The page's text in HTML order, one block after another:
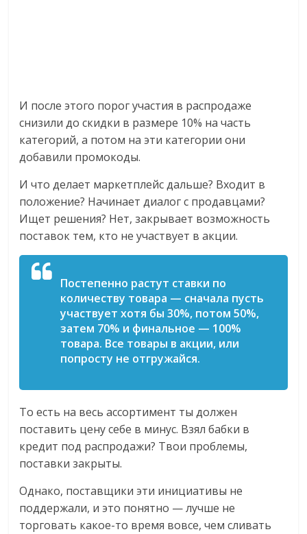
И после этого порог участия в распродаже
снизили до скидки в размере 10% на часть
категорий, а потом на эти категории они
добавили промокоды.
И что делает маркетплейс дальше? Входит в
положение? Начинает диалог с продавцами?
Ищет решения? Нет, закрывает возможность
поставок тем, кто не участвует в акции.
Постепенно растут ставки по
количеству товара — сначала пусть
участвует хотя бы 30%, потом 50%,
затем 70% и финальное — 100%
товара. Все товары в акции, или
попросту не отгружайся.
То есть на весь ассортимент ты должен
поставить цену себе в минус. Взял бабки в
кредит под распродажи? Твои проблемы,
поставки закрыты.
Однако, поставщики эти инициативы не
поддержали, и это понятно — лучше не
торговать какое-то время вовсе, чем сливать